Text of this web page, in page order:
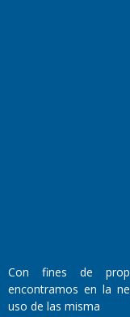
Director Periodístico:
Walter René Goñi
Con fines de
encontramos en la
uso de las misma